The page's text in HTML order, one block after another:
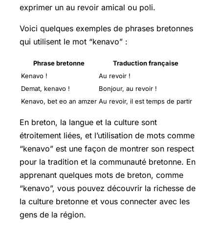
exprimer un au revoir amical ou poli.
Voici quelques exemples de phrases bretonnes
qui utilisent le mot “kenavo” :
Phrase bretonne
Traduction française
Kenavo !
Au revoir !
Demat, kenavo !
Bonjour, au revoir !
Kenavo, bet eo an amzer Au revoir, il est temps de partir
En breton, la langue et la culture sont
étroitement liées, et l’utilisation de mots comme
“kenavo” est une façon de montrer son respect
pour la tradition et la communauté bretonne. En
apprenant quelques mots de breton, comme
“kenavo”, vous pouvez découvrir la richesse de
la culture bretonne et vous connecter avec les
gens de la région.